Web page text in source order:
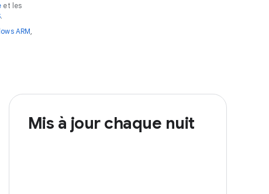
et les
.
ARM,
Mis à jour chaque nuit